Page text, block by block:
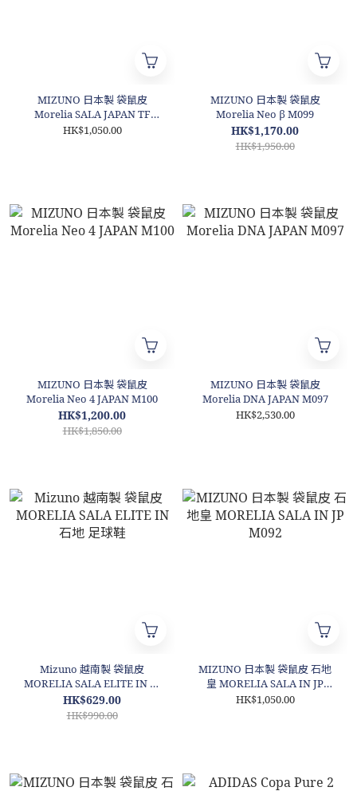
MIZUNO 日本製 袋鼠皮
Morelia SALA JAPAN TF
M089
HK$1,050.00
MIZUNO 日本製 袋鼠皮
Morelia Neo β M099
HK$1,170.00
HK$1,950.00
MIZUNO 日本製 袋鼠皮
Morelia Neo 4 JAPAN M100
HK$1,200.00
HK$1,850.00
MIZUNO 日本製 袋鼠皮
Morelia DNA JAPAN M097
HK$2,530.00
Mizuno 越南製 袋鼠皮
MORELIA SALA ELITE IN 石
地 足球鞋
HK$629.00
HK$990.00
MIZUNO 日本製 袋鼠皮 石地
皇 MORELIA SALA IN JP
M092
HK$1,050.00